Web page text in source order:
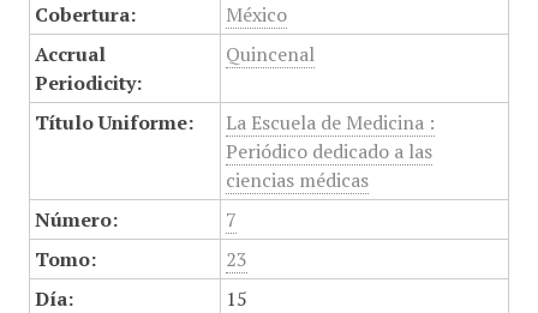
Cobertura:
México
Accrual
Periodicity:
Quincenal
Título Uniforme:
La Escuela de Medicina :
Periódico dedicado a las
ciencias médicas
Número:
7
Tomo:
23
Día:
15